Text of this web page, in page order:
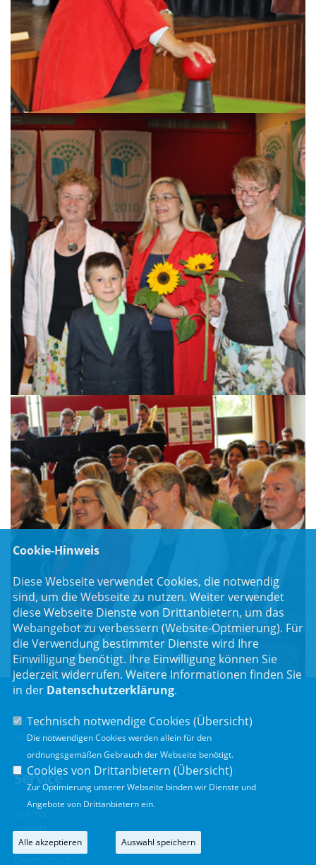
Luitpoldstr. 55
96052 Bamberg
Service
Sitemap
Kontakt
Impressum
Datenschutz
Cookie-Hinweis
Diese Webseite verwendet Cookies, die notwendig
sind, um die Webseite zu nutzen. Weiter verwendet
diese Webseite Dienste von Drittanbietern, um das
Webangebot zu verbessern (Website-Optmierung). Für
die Verwendung bestimmter Dienste wird Ihre
Einwilligung benötigt. Ihre Einwilligung können Sie
jederzeit widerrufen. Weitere Informationen finden Sie
in der Datenschutzerklärung.
Technisch notwendige Cookies (Übersicht)
Die notwendigen Cookies werden allein für den
ordnungsgemäßen Gebrauch der Webseite benötigt.
Cookies von Drittanbietern (Übersicht)
Zur Optimierung unserer Webseite binden wir Dienste und
Angebote von Drittanbietern ein.
Alle akzeptieren Auswahl speichern